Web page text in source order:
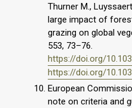
Thurner M.,
large impact of
grazing on global
553, 73–76.
https://doi.org/
https://doi.org/
European
note on criteria and